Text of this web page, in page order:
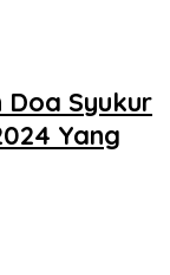
Doa Syukur
Yang